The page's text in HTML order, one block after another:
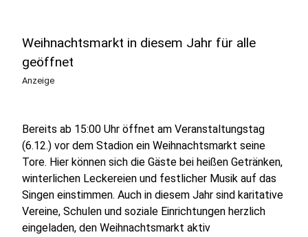
Weihnachtsmarkt in diesem Jahr für alle
geöffnet
Anzeige
Bereits ab 15:00 Uhr öffnet am Veranstaltungstag
(6.12.) vor dem Stadion ein Weihnachtsmarkt seine
Tore. Hier können sich die Gäste bei heißen Getränken,
winterlichen Leckereien und festlicher Musik auf das
Singen einstimmen. Auch in diesem Jahr sind karitative
Vereine, Schulen und soziale Einrichtungen herzlich
eingeladen, den Weihnachtsmarkt aktiv